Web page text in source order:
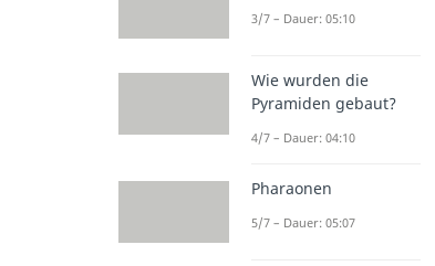
3/7 – Dauer: 05:10
Wie wurden die
Pyramiden gebaut?
4/7 – Dauer: 04:10
Pharaonen
5/7 – Dauer: 05:07